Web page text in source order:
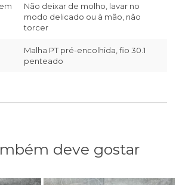
Não deixar de molho, lavar no
modo delicado ou à mão, não
torcer
Malha PT pré-encolhida, fio 30.1
penteado
deve gostar